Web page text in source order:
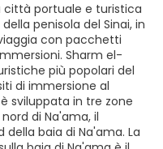
città portuale e turistica
penisola del Sinai, in
con pacchetti
Sharm el-
più popolari del
di immersione al
sviluppata in tre zone
di Na'ama, il
baia di Na'ama. La